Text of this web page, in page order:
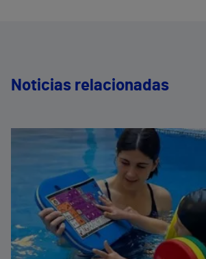
Noticias relacionadas